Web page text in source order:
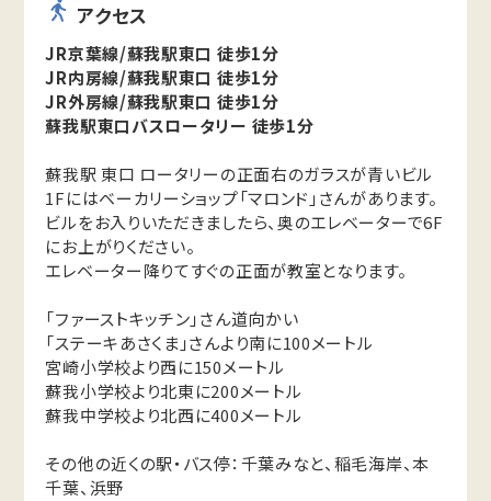
アクセス
JR京葉線/蘇我駅東口 徒歩1分
JR内房線/蘇我駅東口 徒歩1分
JR外房線/蘇我駅東口 徒歩1分
蘇我駅東口バスロータリー 徒歩1分
蘇我駅 東口 ロータリーの正面右のガラスが青いビル
1Fにはベーカリーショップ「マロンド」さんがあります。
ビルをお入りいただきましたら、奥のエレベーターで6F
にお上がりください。
エレベーター降りてすぐの正面が教室となります。
「ファーストキッチン」さん道向かい
「ステーキあさくま」さんより南に100メートル
宮崎小学校より西に150メートル
蘇我小学校より北東に200メートル
蘇我中学校より北西に400メートル
その他の近くの駅・バス停：千葉みなと、稲毛海岸、本
千葉、浜野